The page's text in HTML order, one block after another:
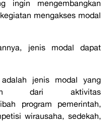
ingin mengembangkan
mengakses modal
jenis modal dapat
jenis modal yang
dari aktivitas
program pemerintah,
wirausaha, sedekah,